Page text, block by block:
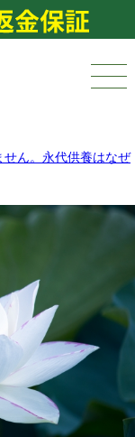
ん。永代供養はなぜ